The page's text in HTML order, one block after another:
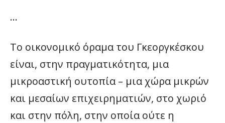
…
Το οικονομικό όραμα του Γκεοργκέσκου
είναι, στην πραγματικότητα, μια
μικροαστική ουτοπία – μια χώρα μικρών
και μεσαίων επιχειρηματιών, στο χωριό
και στην πόλη, στην οποία ούτε η